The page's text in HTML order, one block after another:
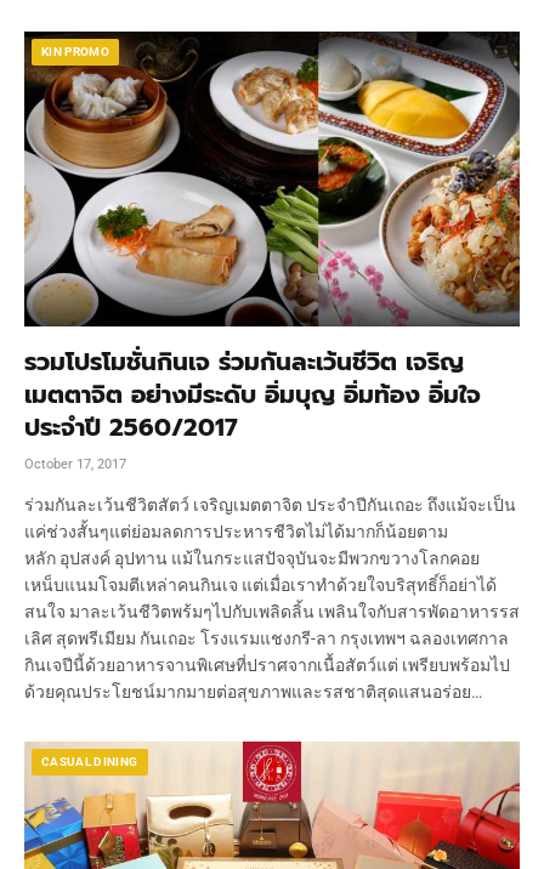
KIN PROMO
รวมโปรโมชั่นกินเจ ร่วมกันละเว้นชีวิต เจริญ
เมตตาจิต อย่างมีระดับ อิ่มบุญ อิ่มท้อง อิ่มใจ
ประจำปี 2560/2017
October 17, 2017
ร่วมกันละเว้นชีวิตสัตว์ เจริญเมตตาจิต ประจำปีกันเถอะ ถึงแม้จะเป็น
แค่ช่วงสั้นๆแต่ย่อมลดการประหารชีวิตไม่ได้มากก็น้อยตาม
หลัก อุปสงค์ อุปทาน แม้ในกระแสปัจจุบันจะมีพวกขวางโลกคอย
เหน็บแนมโจมตีเหล่าคนกินเจ แต่เมื่อเราทำด้วยใจบริสุทธิ์ก็อย่าได้
สนใจ มาละเว้นชีวิตพร้มๆไปกับเพลิดลิ้น เพลินใจกับสารพัดอาหารรส
เลิศ สุดพรีเมียม กันเถอะ โรงแรมแชงกรี-ลา กรุงเทพฯ ฉลองเทศกาล
กินเจปีนี้ด้วยอาหารจานพิเศษที่ปราศจากเนื้อสัตว์แต่ เพรียบพร้อมไป
ด้วยคุณประโยชน์มากมายต่อสุขภาพและรสชาติสุดแสนอร่อย…
CASUAL DINING